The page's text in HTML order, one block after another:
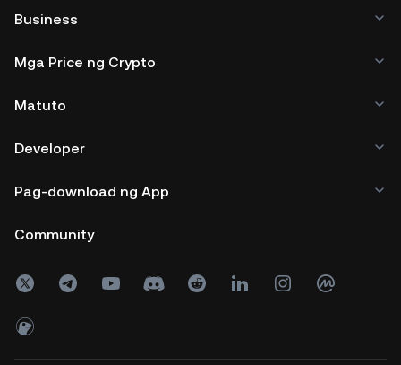
Business
Mga Price ng Crypto
Matuto
Developer
Pag-download ng App
Community